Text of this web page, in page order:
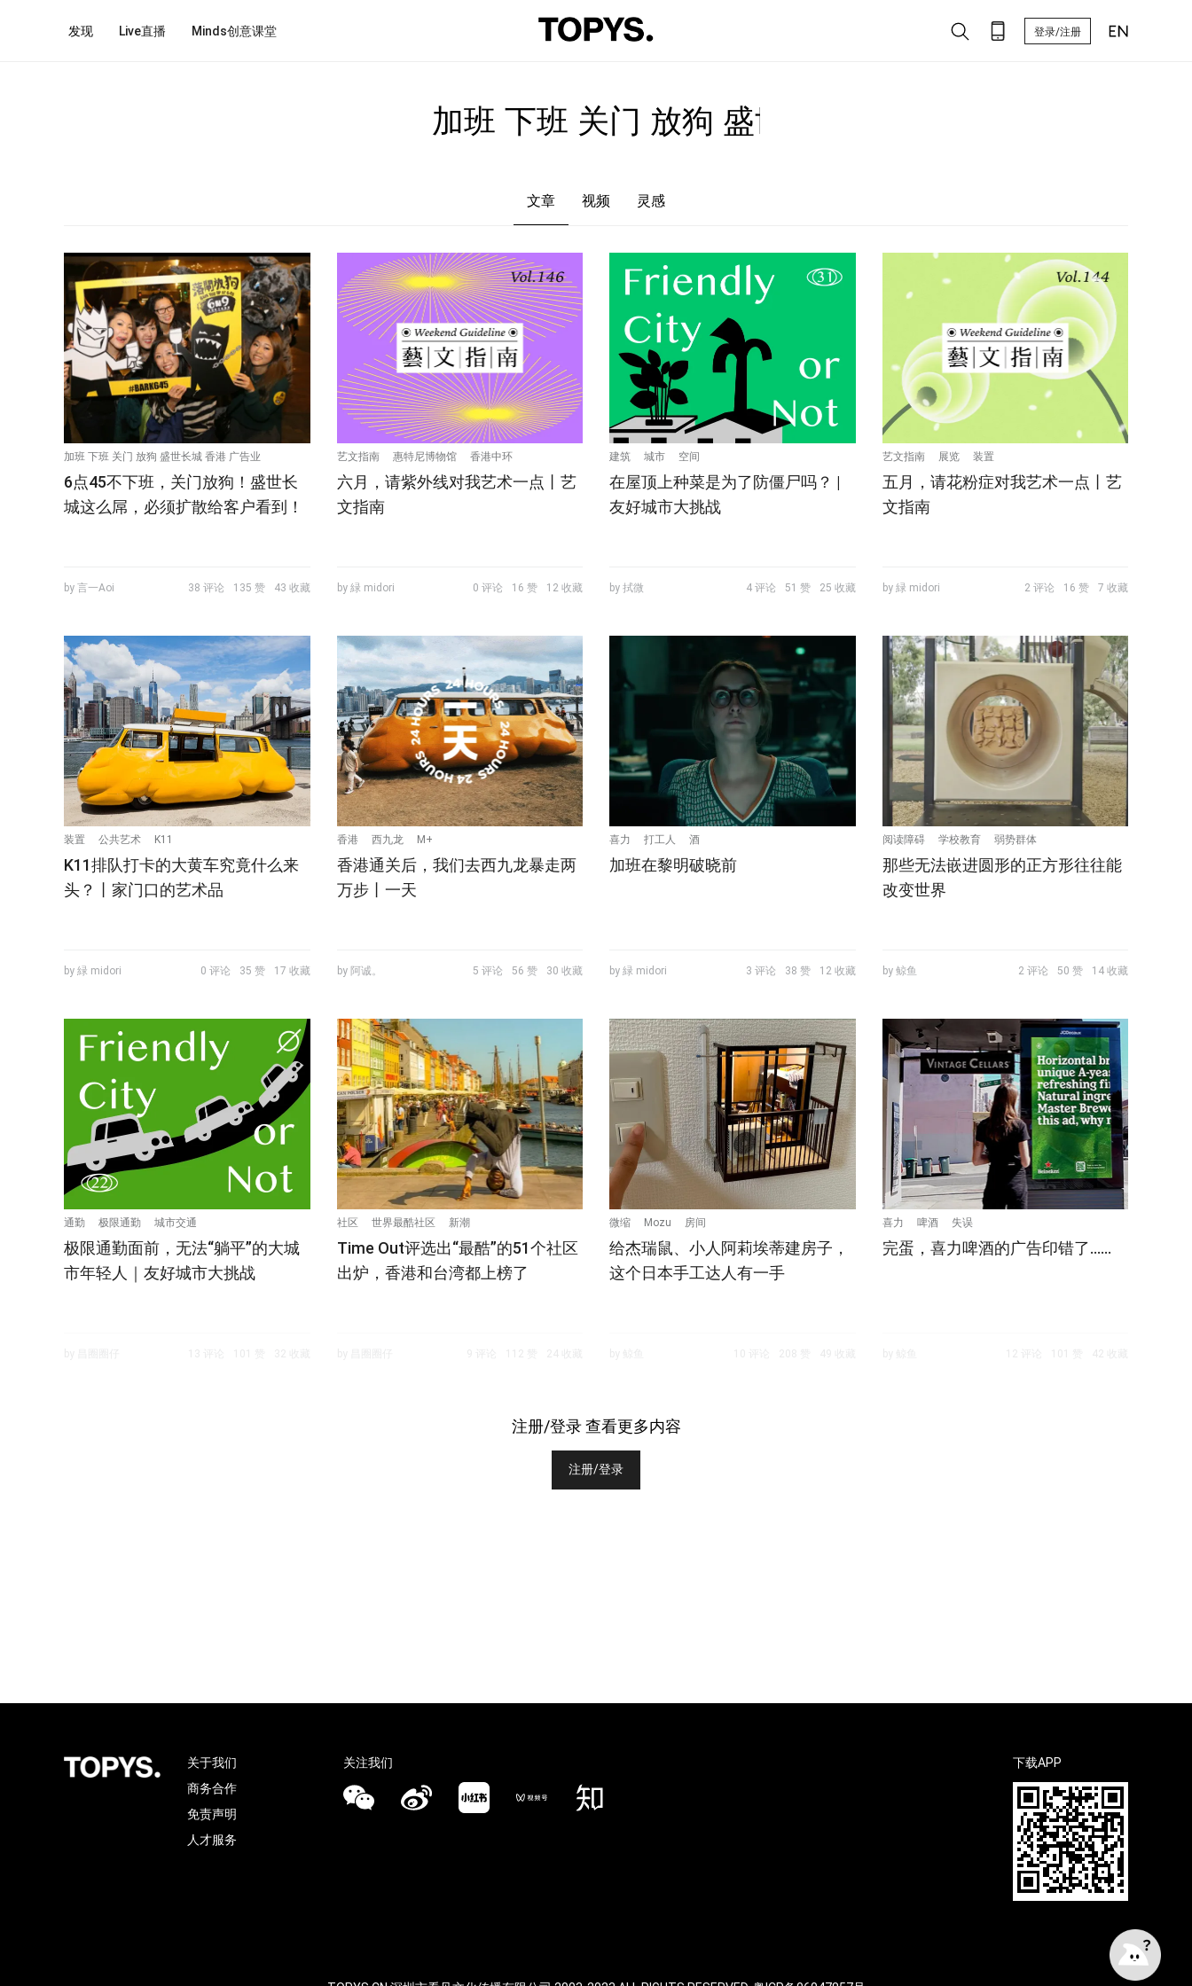
发现 Live直播 Minds创意课堂 登录/注册
文章 视频 灵感
加班 下班 关门 放狗 盛世长城 香港 广告业
6点45不下班，关门放狗！盛世长
城这么屌，必须扩散给客户看到！
by 言一Aoi 38 评论 135 赞 43 收藏
艺文指南 惠特尼博物馆 香港中环
六月，请紫外线对我艺术一点丨艺
文指南
by 緑 midori 0 评论 16 赞 12 收藏
建筑 城市 空间
在屋顶上种菜是为了防僵尸吗？ |
友好城市大挑战
by 拭微 4 评论 51 赞 25 收藏
艺文指南 展览 装置
五月，请花粉症对我艺术一点丨艺
文指南
by 緑 midori 2 评论 16 赞 7 收藏
装置 公共艺术 K11
K11排队打卡的大黄车究竟什么来
头？丨家门口的艺术品
by 緑 midori 0 评论 35 赞 17 收藏
香港 西九龙 M+
香港通关后，我们去西九龙暴走两
万步丨一天
by 阿诚。 5 评论 56 赞 30 收藏
喜力 打工人 酒
加班在黎明破晓前
by 緑 midori 3 评论 38 赞 12 收藏
阅读障碍 学校教育 弱势群体
那些无法嵌进圆形的正方形往往能
改变世界
by 鲸鱼 2 评论 50 赞 14 收藏
通勤 极限通勤 城市交通
极限通勤面前，无法“躺平”的大城
市年轻人｜友好城市大挑战
社区 世界最酷社区 新潮
Time Out评选出“最酷”的51个社区
出炉，香港和台湾都上榜了
微缩 Mozu 房间
给杰瑞鼠、小人阿莉埃蒂建房子，
这个日本手工达人有一手
喜力 啤酒 失误
完蛋，喜力啤酒的广告印错了……
注册/登录 查看更多内容
注册/登录
关于我们
商务合作
免责声明
人才服务
关注我们 下载APP